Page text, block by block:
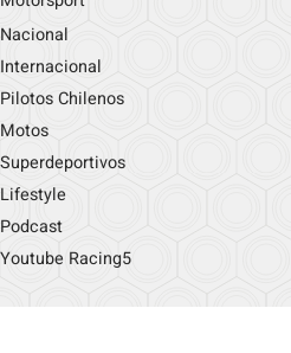
Nacional
Internacional
Pilotos Chilenos
Motos
Superdeportivos
Lifestyle
Podcast
Youtube Racing5